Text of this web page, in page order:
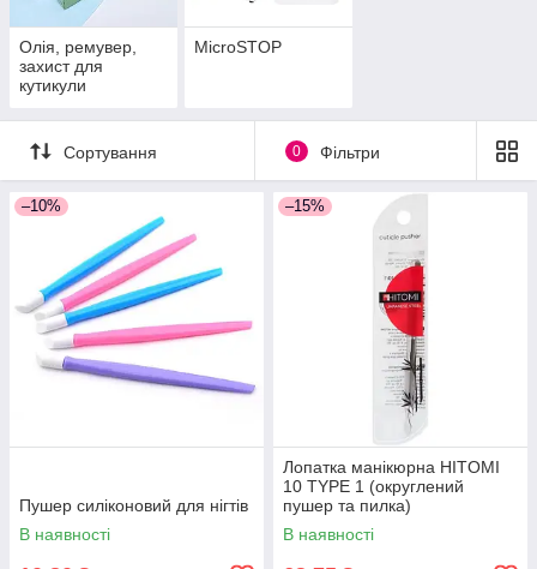
Олія, ремувер,
захист для
кутикули
MicroSTOP
Сортування 0 Фільтри
–10%
Пушер силіконовий для нігтів
В наявності
–15%
Лопатка манікюрна HITOMI
10 TYPE 1 (округлений
пушер та пилка)
В наявності